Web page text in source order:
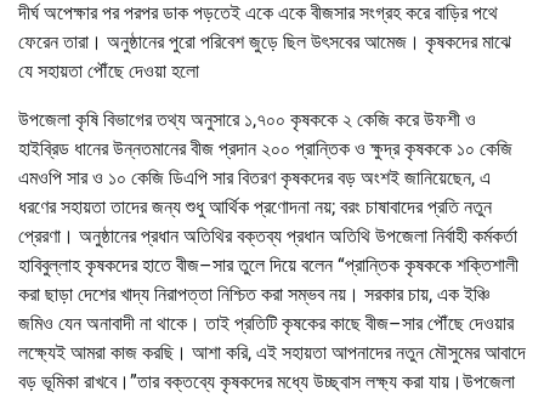
দীর্ঘ অপেক্ষার পর পরপর ডাক পড়তেই একে একে বীজসার সংগ্রহ করে বাড়ির পথে
ফেরেন তারা। অনুষ্ঠানের পুরো পরিবেশ জুড়ে ছিল উৎসবের আমেজ। কৃষকদের মাঝে
যে সহায়তা পৌঁছে দেওয়া হলো
উপজেলা কৃষি বিভাগের তথ্য অনুসারে ১,৭০০ কৃষককে ২ কেজি করে উফশী ও
হাইব্রিড ধানের উন্নতমানের বীজ প্রদান ২০০ প্রান্তিক ও ক্ষুদ্র কৃষককে ১০ কেজি
এমওপি সার ও ১০ কেজি ডিএপি সার বিতরণ কৃষকদের বড় অংশই জানিয়েছেন, এ
ধরণের সহায়তা তাদের জন্য শুধু আর্থিক প্রণোদনা নয়; বরং চাষাবাদের প্রতি নতুন
প্রেরণা। অনুষ্ঠানের প্রধান অতিথির বক্তব্য প্রধান অতিথি উপজেলা নির্বাহী কর্মকর্তা
হাবিবুল্লাহ কৃষকদের হাতে বীজ–সার তুলে দিয়ে বলেন “প্রান্তিক কৃষককে শক্তিশালী
করা ছাড়া দেশের খাদ্য নিরাপত্তা নিশ্চিত করা সম্ভব নয়। সরকার চায়, এক ইঞ্চি
জমিও যেন অনাবাদী না থাকে। তাই প্রতিটি কৃষকের কাছে বীজ–সার পৌঁছে দেওয়ার
লক্ষ্যেই আমরা কাজ করছি। আশা করি, এই সহায়তা আপনাদের নতুন মৌসুমের আবাদে
বড় ভূমিকা রাখবে।”তার বক্তব্যে কৃষকদের মধ্যে উচ্ছ্বাস লক্ষ্য করা যায়।উপজেলা